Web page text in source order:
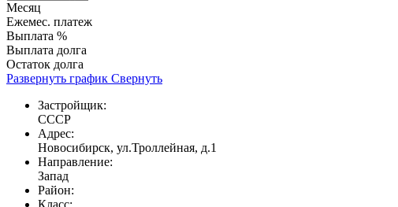
Месяц
Ежемес. платеж
Выплата %
Выплата долга
Остаток долга
Развернуть график Свернуть
Застройщик:
СССР
Адрес:
Новосибирск, ул.Троллейная, д.1
Направление:
Запад
Район:
Класс: